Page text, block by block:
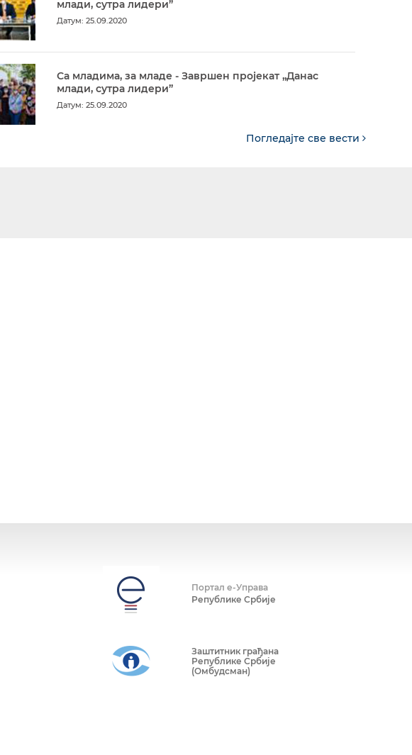
млади, сутра лидери”
Датум: 25.09.2020
Са младима, за младе - Завршен пројекат „Данас
млади, сутра лидери”
Датум: 25.09.2020
Погледајте све вести
Портал е-Управа
Републике Србије
Заштитник грађана
Републике Србије
(Омбудсман)